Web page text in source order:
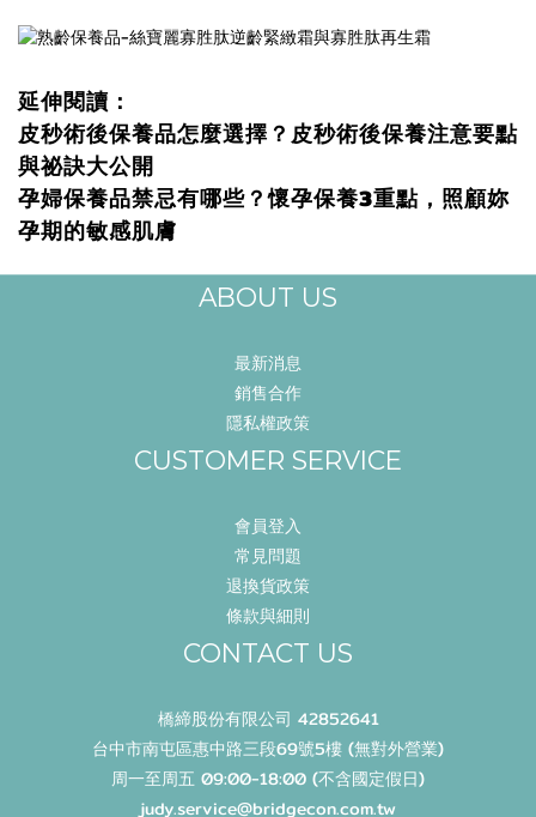
延伸閱讀：
皮秒術後保養品怎麼選擇？皮秒術後保養注意要點
與祕訣大公開
孕婦保養品禁忌有哪些？懷孕保養3重點，照顧妳
孕期的敏感肌膚
ABOUT US
最新消息
銷售合作
隱私權政策
CUSTOMER SERVICE
會員登入
常見問題
退換貨政策
條款與細則
CONTACT US
橋締股份有限公司 42852641
台中市南屯區惠中路三段69號5樓 (無對外營業)
周一至周五 09:00-18:00 (不含國定假日)
judy.service@bridgecon.com.tw